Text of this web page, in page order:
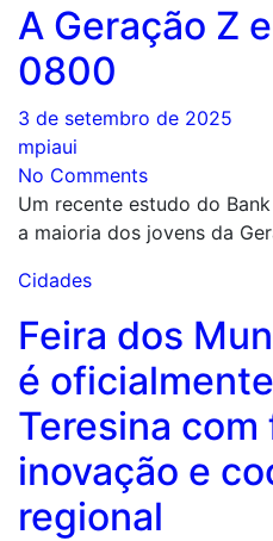
A Geração Z
0800
3 de setembro de 2025
mpiaui
No Comments
Um recente estudo do
a maioria dos jovens da
Cidades
Feira dos
é
Teresina com
inovação e
regional